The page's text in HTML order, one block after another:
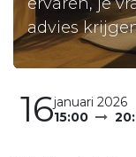
advies
16januari 2026
15:00